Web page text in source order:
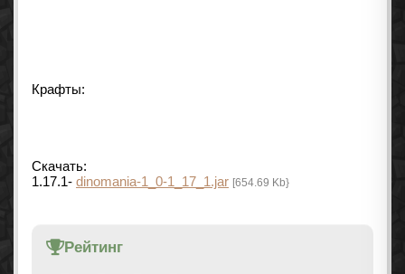
Крафты:
Скачать:
1.17.1- dinomania-1_0-1_17_1.jar [654.69 Kb}
Рейтинг